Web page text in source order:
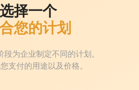
选择一个
您的计划
为企业制定不同的计划。
支付的用途以及价格。